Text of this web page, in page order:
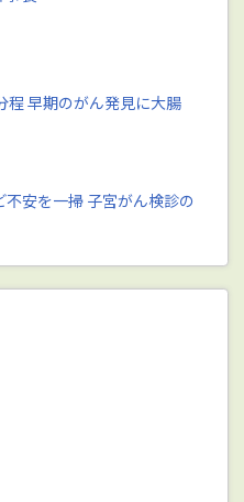
程 早期のがん発見に大腸
安を一掃 子宮がん検診の